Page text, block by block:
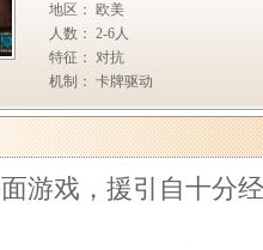
地区： 欧美
人数： 2-6人
特征： 对抗
机制： 卡牌驱动
游戏，援引自十分